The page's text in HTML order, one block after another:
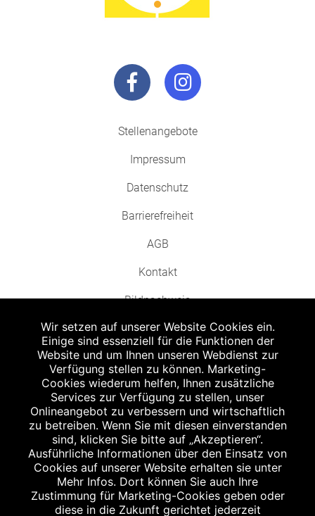
Stellenangebote
Impressum
Datenschutz
Barrierefreiheit
AGB
Kontakt
Bildnachweis
Abgabe in haushaltsüblichen Mengen, solange der Vorrat reicht. Für Druck-
und Satzfehler keine Haftung.
Zu Risiken und Nebenwirkungen lesen Sie die Packungsbeilage und fragen
Sie Ihren Arzt oder Apotheker.
Angabe nach der deutschen Arzneimitteltaxe Apothekenerstattungspreis
(AEP). Der AEP ist keine unverbindliche Preisempfehlung der Hersteller. Der
AEP ist ein von den Apotheken in Ansatz gebrachter Preis für rezeptfreie
Arzneimittel. Er entspricht in der Höhe dem für Apotheken verbindlichen
Abgabepreis, zu dem eine Apotheke in bestimmten Fällen (z.B. bei Kindern
unter 12 Jahren) das Produkt mit der gesetzlichen Krankenversicherung
abrechnet. Der AEP ist der allgemeine Erstattungspreis im Falle einer
Wir setzen auf unserer Website Cookies ein.
Einige sind essenziell für die Funktionen der
Website und um Ihnen unseren Webdienst zur
Verfügung stellen zu können. Marketing-
Cookies wiederum helfen, Ihnen zusätzliche
Services zur Verfügung zu stellen, unser
Onlineangebot zu verbessern und wirtschaftlich
zu betreiben. Wenn Sie mit diesen einverstanden
sind, klicken Sie bitte auf „Akzeptieren“.
Ausführliche Informationen über den Einsatz von
Cookies auf unserer Website erhalten sie unter
Mehr Infos. Dort können Sie auch Ihre
Zustimmung für Marketing-Cookies geben oder
diese in die Zukunft gerichtet jederzeit